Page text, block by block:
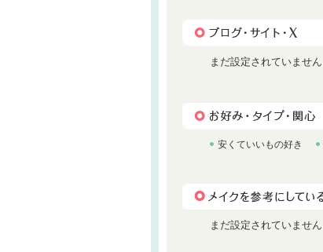
まだ設定されていません
安くていいもの好き
まだ設定されていません